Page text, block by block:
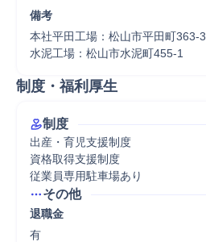
備考
本社平田工場：松山市平田町363-3
水泥工場：松山市水泥町455-1
制度・福利厚生
制度
出産・育児支援制度
資格取得支援制度
従業員専用駐車場あり
その他
退職金
有